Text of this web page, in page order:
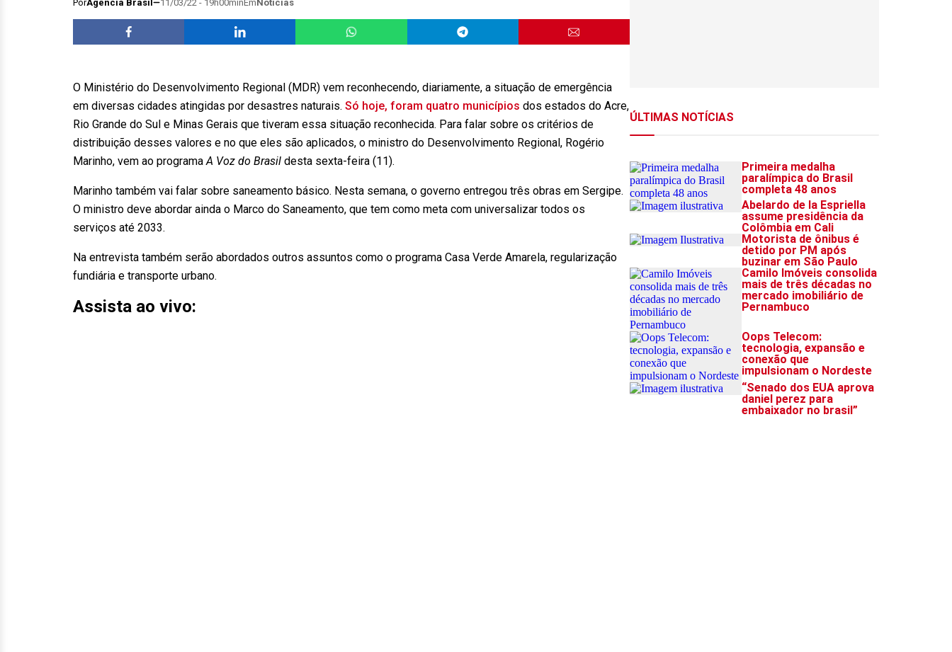
PorAgência Brasil 11/03/22 - 19h00minEmNotícias
O Ministério do Desenvolvimento Regional (MDR) vem reconhecendo, diariamente, a situação de emergência
em diversas cidades atingidas por desastres naturais. Só hoje, foram quatro municípios dos estados do Acre,
Rio Grande do Sul e Minas Gerais que tiveram essa situação reconhecida. Para falar sobre os critérios de
distribuição desses valores e no que eles são aplicados, o ministro do Desenvolvimento Regional, Rogério
Marinho, vem ao programaA Voz do Brasil desta sexta-feira (11).
Marinho também vai falar sobre saneamento básico. Nesta semana, o governo entregou três obras em Sergipe.
O ministro deve abordar ainda o Marco do Saneamento, que tem como meta com universalizar todos os
serviços até 2033.
Na entrevista também serão abordados outros assuntos como o programa Casa Verde Amarela, regularização
fundiária e transporte urbano.
Assista ao vivo: